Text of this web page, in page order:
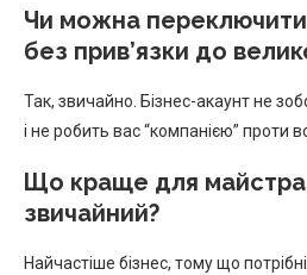
Чи можна
без прив’язки до
Так, звичайно. Бізнес-акаунт не
і не робить вас “компанією” проти
Що краще для майстра
звичайний?
Найчастіше бізнес, тому що